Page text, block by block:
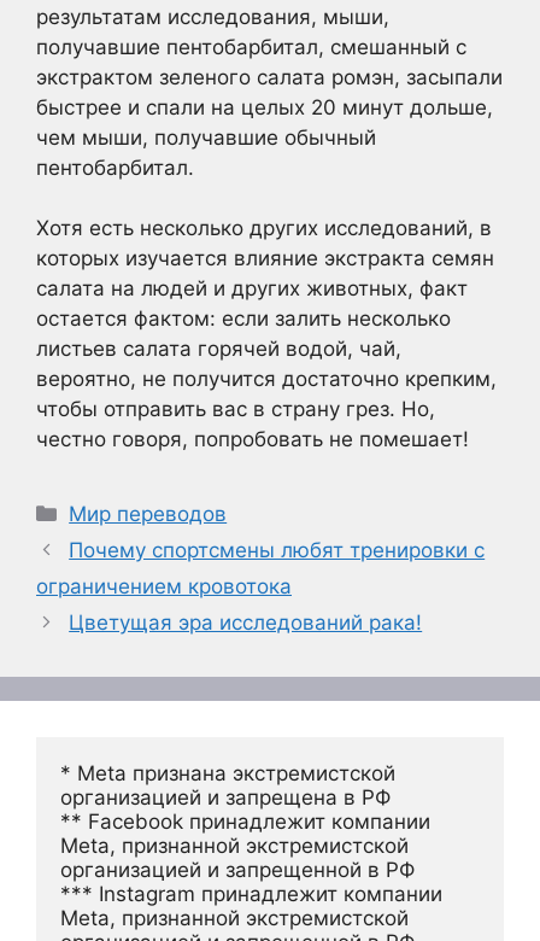
результатам исследования, мыши,
получавшие пентобарбитал, смешанный с
экстрактом зеленого салата ромэн, засыпали
быстрее и спали на целых 20 минут дольше,
чем мыши, получавшие обычный
пентобарбитал.
Хотя есть несколько других исследований, в
которых изучается влияние экстракта семян
салата на людей и других животных, факт
остается фактом: если залить несколько
листьев салата горячей водой, чай,
вероятно, не получится достаточно крепким,
чтобы отправить вас в страну грез. Но,
честно говоря, попробовать не помешает!
Рубрики
Мир переводов
Почему спортсмены любят тренировки с
ограничением кровотока
Цветущая эра исследований рака!
* Meta признана экстремистской
организацией и запрещена в РФ
** Facebook принадлежит компании
Meta, признанной экстремистской
организацией и запрещенной в РФ
*** Instagram принадлежит компании
Meta, признанной экстремистской